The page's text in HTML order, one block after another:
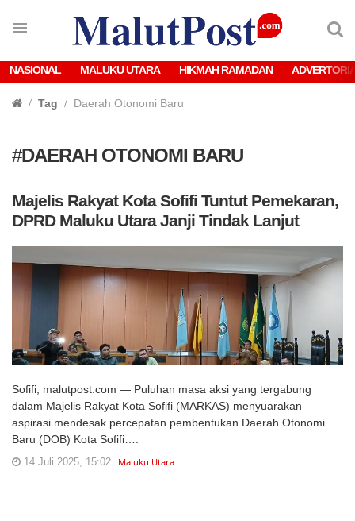
NASIONAL MALUKU UTARA HIKMAH RAMADAN
Tag Daerah Otonomi Baru
#DAERAH OTONOMI BARU
Majelis Rakyat Kota Sofifi Tuntut Pemekaran,
DPRD Maluku Utara Janji Tindak Lanjut
Sofifi, malutpost.com — Puluhan masa aksi yang tergabung
dalam Majelis Rakyat Kota Sofifi (MARKAS) menyuarakan
aspirasi mendesak percepatan pembentukan Daerah Otonomi
Baru (DOB) Kota Sofifi….
14 Juli 2025, 15:02 Maluku Utara